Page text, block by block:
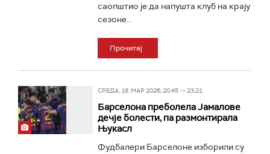
саопштио је да напушта клуб на крају
сезоне...
Прочитај
СРЕДА, 18. МАР 2026, 20:45 -> 23:21
Барселона преболела Јамалове
дечје болести, па размонтирала
Њукасл
Фудбалери Барселоне изборили су